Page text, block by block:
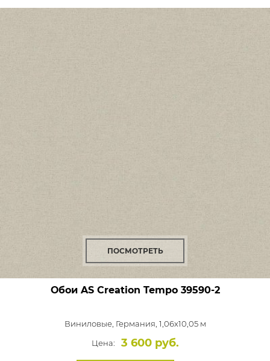
ПОСМОТРЕТЬ
Обои AS Creation Tempo39590-2
Виниловые, Германия, 1,06x10,05 м
Цена:
3 600 руб.